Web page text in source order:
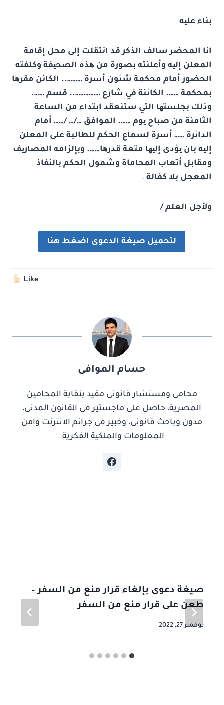
بناء علیه
انا المحضر سالف الذكر قد انتقلت إلى محل إقامة
المعلن إلیه وأعلنته بصورة من ھذه الصحیفة وكلفته
الحضور أمام محكمة شئون أسرة ……….. الكائن مقرھا
بمحكمة ……. الكائنة في شارع …………….. قسم …….
وذلك بجلستھا التي ستنعقد ابتداء من الساعة
الثامنة من صباح یوم ……. الموافق …/… /…… أمام
الدائرة …… أسرة لسماع الحكم للطالبة على المعلن
إلیه بان یؤدى إلیھا متعة قدرھا……. وبإلزامه المصاریف
ومقابل أتعاب المحاماة وشمول الحكم بالنفاذ
المعجل بلا كفالة .
ولأجل العلم /
لتحميل صيغة الدعوى اضغط هنا
Like
حسام الموافى
محامى ومستشار قانونى مقيد بنقابة المحامين
المصرية، حاصل على ماجستير فى القانون المدنى،
مدون وباحث قانونى، وخبير فى جرائم الانترنت وامن
المعلومات والملكية الفكرية.
صيغة دعوى بإلغاء قرار منع من السفر –
طعن على قرار منع من السفر
نوفمبر 27, 2022